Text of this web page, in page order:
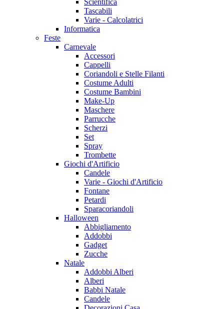
Scientifica
Tascabili
Varie - Calcolatrici
Informatica
Feste
Carnevale
Accessori
Cappelli
Coriandoli e Stelle Filanti
Costume Adulti
Costume Bambini
Make-Up
Maschere
Parrucche
Scherzi
Set
Spray
Trombette
Giochi d'Artificio
Candele
Varie - Giochi d'Artificio
Fontane
Petardi
Sparacoriandoli
Halloween
Abbigliamento
Addobbi
Gadget
Zucche
Natale
Addobbi Alberi
Alberi
Babbi Natale
Candele